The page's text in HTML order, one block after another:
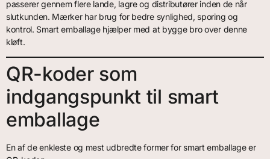
passerer gennem flere lande, lagre og distributører inden de når
slutkunden. Mærker har brug for bedre synlighed, sporing og
kontrol. Smart emballage hjælper med at bygge bro over denne
kløft.
QR-koder som
indgangspunkt til smart
emballage
En af de enkleste og mest udbredte former for smart emballage er